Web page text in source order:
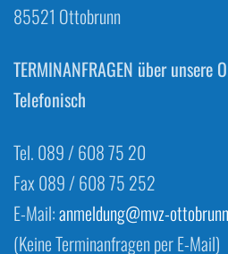
85521 Ottobrunn
TERMINANFRAGEN über unsere
Telefonisch
Tel. 089 / 608 75 20
Fax 089 / 608 75 252
E-Mail:anmeldung@mvz-
(Keine Terminanfragen per E-Mail)